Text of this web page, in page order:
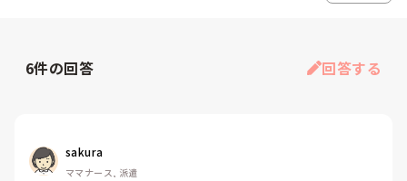
6件の回答 回答する
sakura
ママナース, 派遣